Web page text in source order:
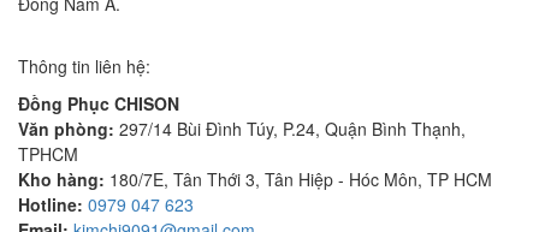
Thông tin liên hệ:
Đồng Phục CHISON
Văn phòng: 297/14 Bùi Đình Túy, P.24, Quận Bình Thạnh,
TPHCM
Kho hàng: 180/7E, Tân Thới 3, Tân Hiệp - Hóc Môn, TP HCM
Hotline: 0979 047 623